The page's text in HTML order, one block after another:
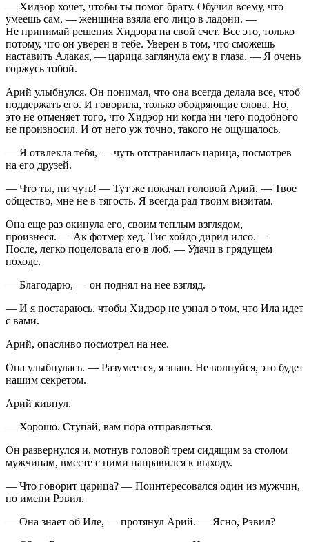
— Хидэор хочет, чтобы ты помог брату. Обучил всему, что
умеешь сам, — женщина взяла его лицо в ладони. —
Не принимай решения Хидэора на свой счет. Все это, только
потому, что он уверен в тебе. Уверен в том, что сможешь
наставить Алакая, — царица заглянула ему в глаза. — Я очень
горжусь тобой.
Арий улыбнулся. Он понимал, что она всегда делала все, чтоб
поддержать его. И говорила, только ободряющие слова. Но,
это не отменяет того, что Хидэор ни когда ни чего подобного
не произносил. И от него уж точно, такого не ощущалось.
— Я отвлекла тебя, — чуть отстранилась царица, посмотрев
на его друзей.
— Что ты, ни чуть! — Тут же покачал головой Арий. — Твое
общество, мне не в тягость. Я всегда рад твоим визитам.
Она еще раз окинула его, своим теплым взглядом,
произнеся. — Ак фотмер хед. Тис хойдо дирид илсо. —
После, легко поцеловала его в лоб. — Удачи в грядущем
походе.
— Благодарю, — он поднял на нее взгляд.
— И я постараюсь, чтобы Хидэор не узнал о том, что Ила идет
с вами.
Арий, опасливо посмотрел на нее.
Она улыбнулась. — Разумеется, я знаю. Не волнуйся, это будет
нашим секретом.
Арий кивнул.
— Хорошо. Ступай, вам пора отправляться.
Он развернулся и, мотнув головой трем сидящим за столом
мужчинам, вместе с ними направился к выходу.
— Что говорит царица? — Поинтересовался один из мужчин,
по имени Рэвил.
— Она знает об Иле, — протянул Арий. — Ясно, Рэвил?